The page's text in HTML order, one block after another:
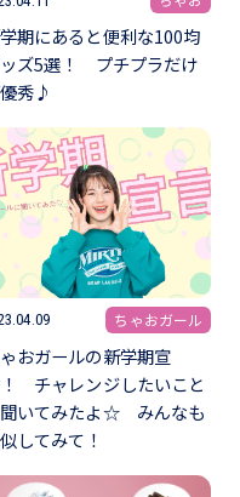
期にあると便利な100均
ズ5選！ プチプラだけ
秀♪
ちゃおガール
おガールの新学期宣
チャレンジしたいこと
いてみたよ☆ みんなも
してみて！